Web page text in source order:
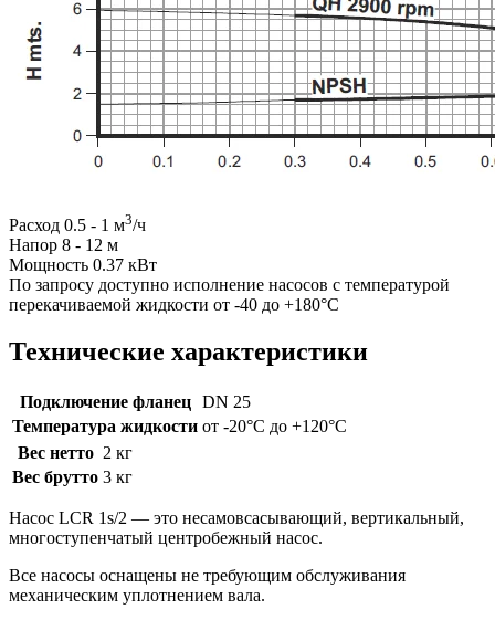
Расход 0.5 - 1 м3/ч
Напор 8 - 12 м
Мощность 0.37 кВт
По запросу доступно исполнение насосов с температурой
перекачиваемой жидкости от -40 до +180°C
Технические характеристики
Подключение фланец
DN 25
Температура жидкости от -20°C до +120°C
Вес нетто 2 кг
Вес брутто 3 кг
Насос LCR 1s/2 — это несамовсасывающий, вертикальный,
многоступенчатый центробежный насос.
Все насосы оснащены не требующим обслуживания
механическим уплотнением вала.